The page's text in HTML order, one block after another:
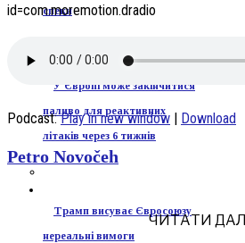
спеки
У Європі може закінчитися
паливо для реактивних
літаків через 6 тижнів
Трамп висуває Євросоюзу
нереальні вимоги
id=com.moremotion.dradio
Podcast:Play in new window | Download
Petro Novočeh
ЧИТАТИ ДАЛІ